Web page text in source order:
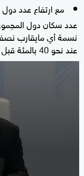
مع ارتفاع عدد دول
نسمة أي مايقارب
عند نحو 40 بالمئة قبل انضمام هذه الدول.